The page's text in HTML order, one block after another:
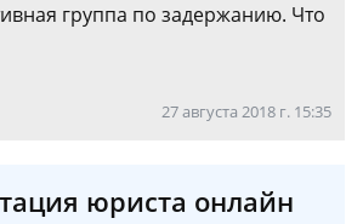
группа по задержанию. Что
27 августа 2018 г. 15:35
юриста онлайн